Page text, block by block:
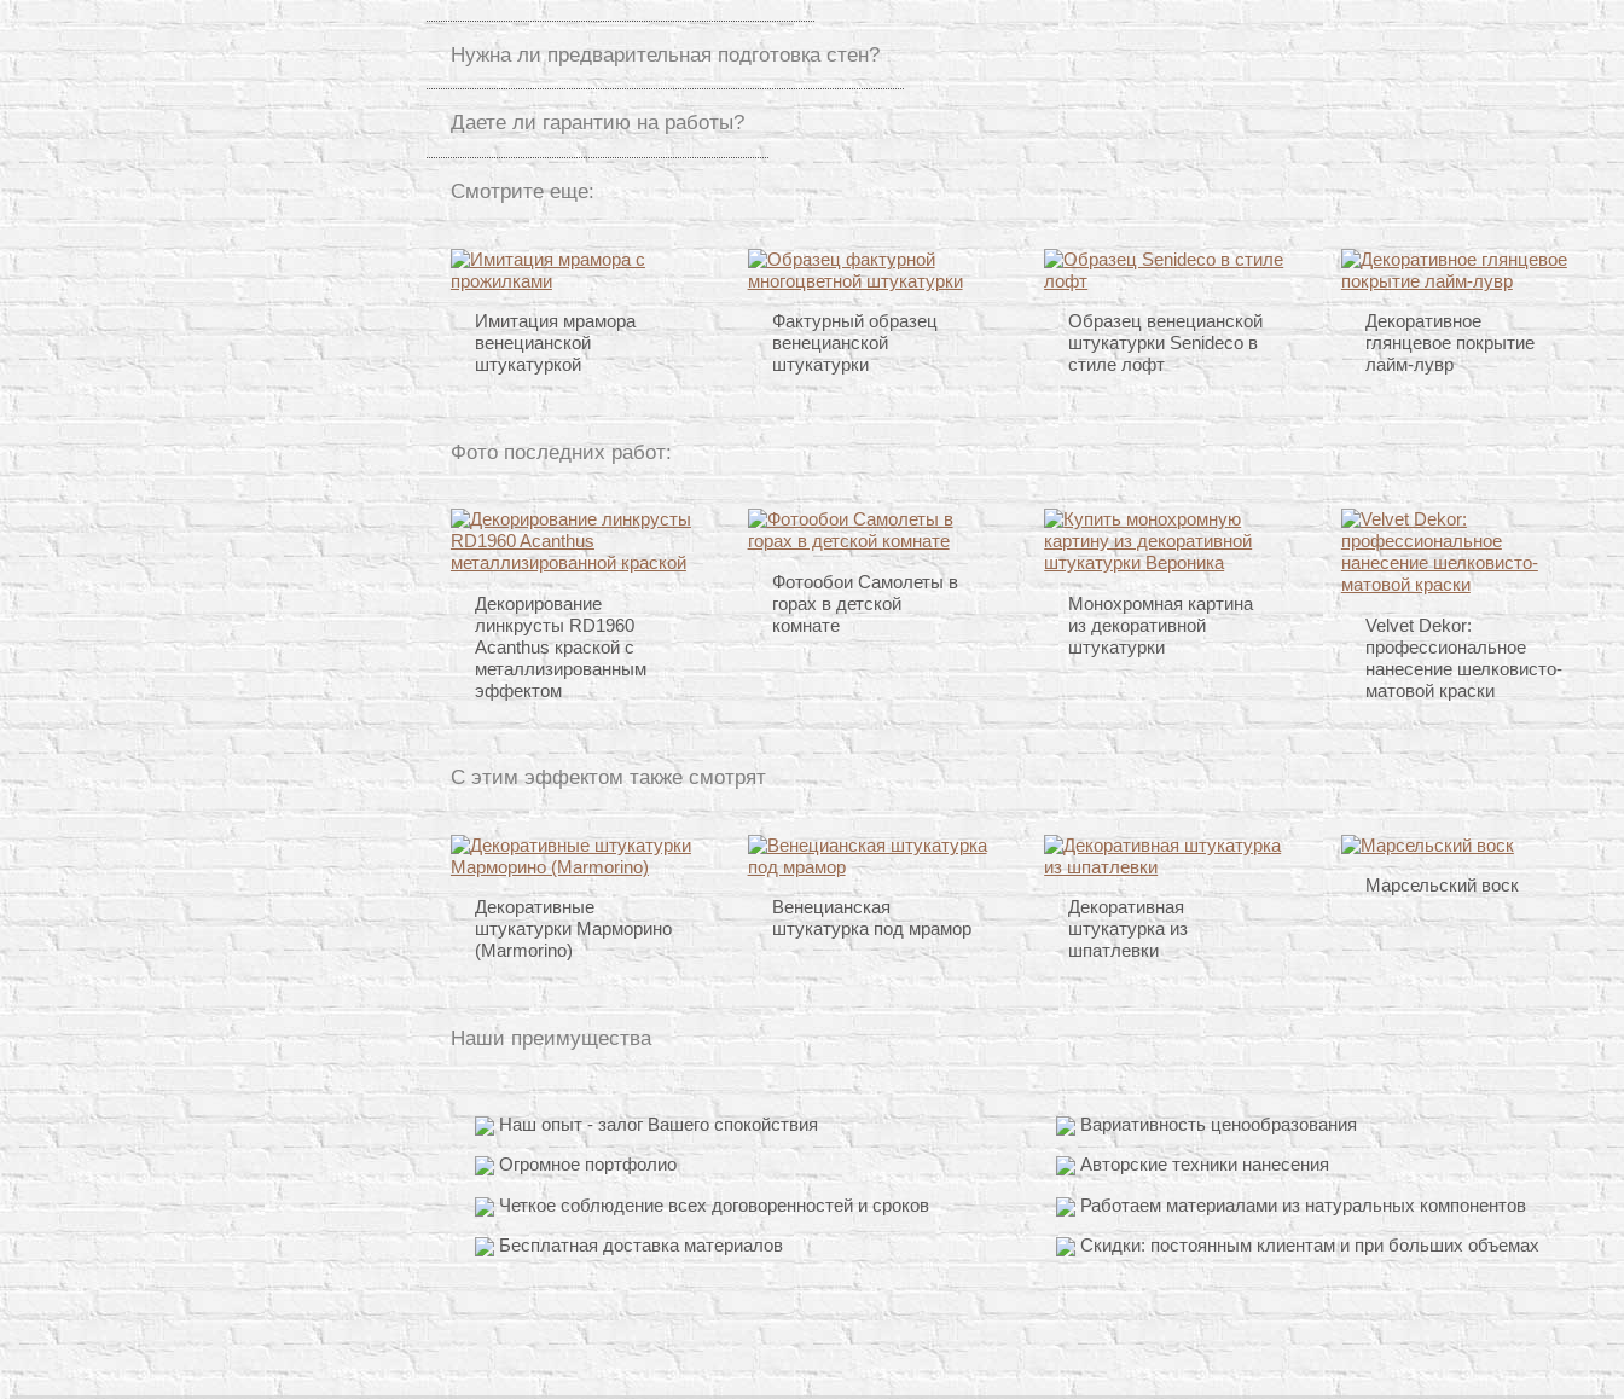
Нужна ли предварительная подготовка стен?
Даете ли гарантию на работы?
Смотрите еще:
Имитация мрамора
венецианской
штукатуркой
Фактурный образец
венецианской
штукатурки
Образец венецианской
штукатурки Senideco в
стиле лофт
Декоративное
глянцевое покрытие
лайм-лувр
Фото последних работ:
Декорирование
линкрусты RD1960
Acanthus краской с
металлизированным
эффектом
Фотообои Самолеты в
горах в детской
комнате
Монохромная картина
из декоративной
штукатурки
Velvet Dekor:
профессиональное
нанесение шелковисто-
матовой краски
С этим эффектом также смотрят
Декоративные
штукатурки Марморино
(Marmorino)
Венецианская
штукатурка под мрамор
Декоративная
штукатурка из
шпатлевки
Марсельский воск
Наши преимущества
Наш опыт - залог Вашего спокойствия
Огромное портфолио
Четкое соблюдение всех договоренностей и сроков
Бесплатная доставка материалов
Вариативность ценообразования
Авторские техники нанесения
Работаем материалами из натуральных компонентов
Скидки: постоянным клиентам и при больших объемах